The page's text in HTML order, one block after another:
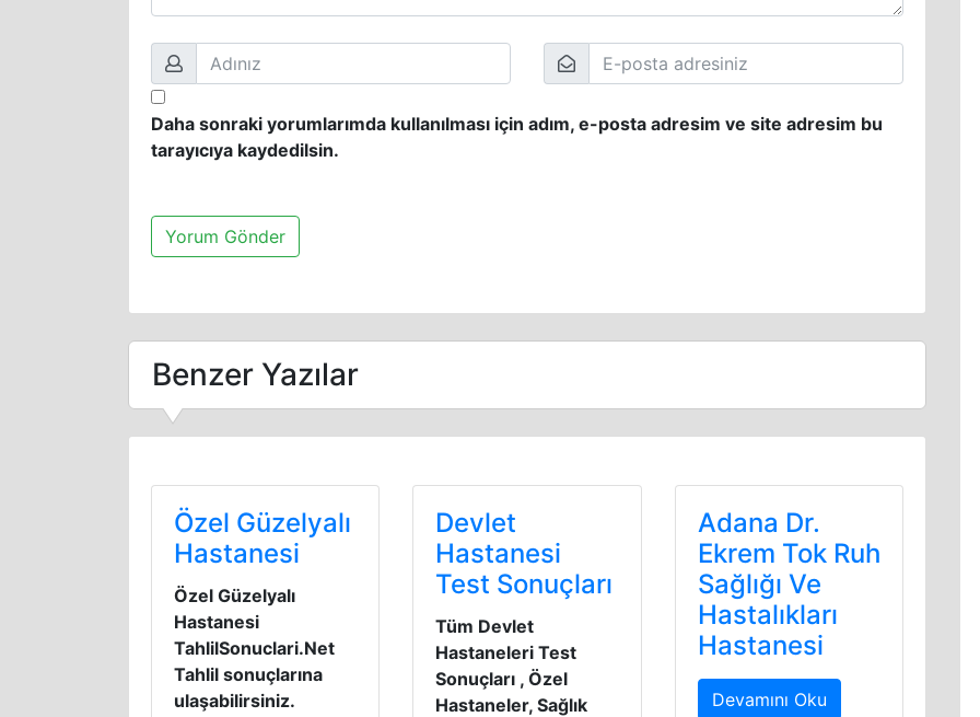
Daha sonraki yorumlarımda kullanılması için adım, e-posta adresim ve site adresim bu
tarayıcıya kaydedilsin.
Benzer Yazılar
Özel Güzelyalı
Hastanesi
Özel Güzelyalı
Hastanesi
TahlilSonuclari.Net
Tahlil sonuçlarına
ulaşabilirsiniz.
Devlet
Hastanesi
Test Sonuçları
Tüm Devlet
Hastaneleri Test
Sonuçları , Özel
Hastaneler, Sağlık
Adana Dr.
Ekrem Tok Ruh
Sağlığı Ve
Hastalıkları
Hastanesi
Devamını Oku